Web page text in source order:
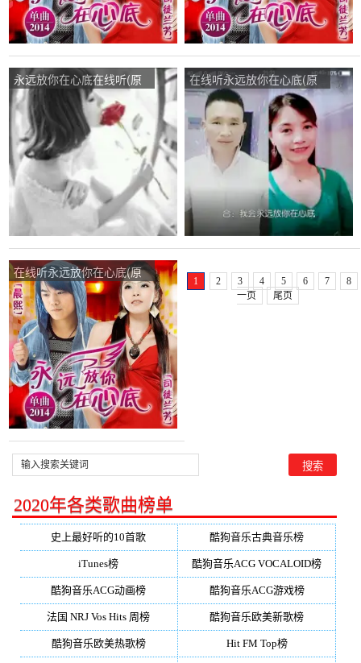
永远放你在心底在线听(原
唱是晨熙/司徒兰芳)，故乡
雨演唱点播:12次
在线听永远放你在心底(原
唱是晨熙/司徒兰芳)，从新
开始演唱点播:234次
在线听永远放你在心底(原
唱是晨熙/司徒兰芳)，雨后
的彩虹演唱点播:419次
1 2 3 4 5 6 7
8
一页
尾页
2020年各类歌曲榜单
史上最好听的10首歌 酷狗音乐古典音乐榜
iTunes榜 酷狗音乐ACG VOCALOID榜
酷狗音乐ACG动画榜 酷狗音乐ACG游戏榜
法国 NRJ Vos Hits 周榜 酷狗音乐欧美新歌榜
酷狗音乐欧美热歌榜 Hit FM Top榜